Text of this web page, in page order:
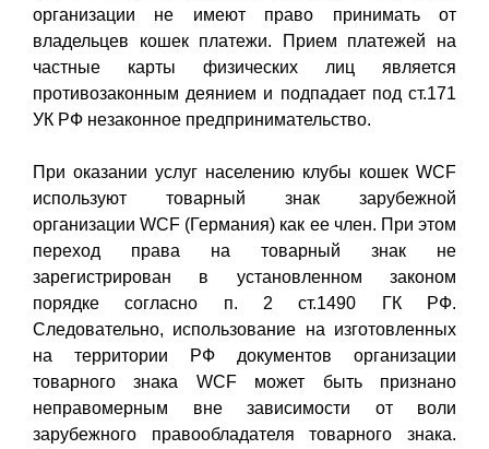
организации не имеют право принимать от
владельцев кошек платежи. Прием платежей на
частные карты физических лиц является
противозаконным деянием и подпадает под ст.171
УК РФ незаконное предпринимательство.
При оказании услуг населению клубы кошек WCF
используют товарный знак зарубежной
организации WCF (Германия) как ее член. При этом
переход права на товарный знак не
зарегистрирован в установленном законом
порядке согласно п. 2 ст.1490 ГК РФ.
Следовательно, использование на изготовленных
на территории РФ документов организации
товарного знака WCF может быть признано
неправомерным вне зависимости от воли
зарубежного правообладателя товарного знака.